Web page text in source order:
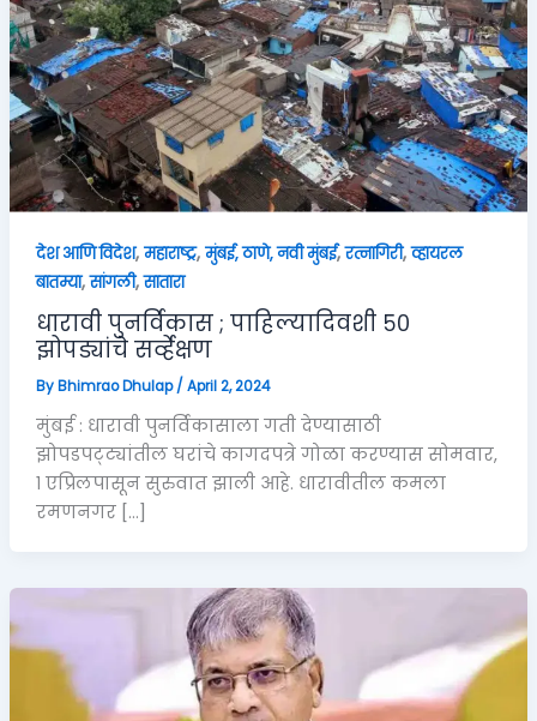
देश आणि विदेश, महाराष्ट्र, मुंबई, ठाणे, नवी मुंबई,रत्नागिरी,व्हायरल
बातम्या,सांगली,सातारा
धारावी पुनर्विकास ; पाहिल्यादिवशी ५०
झोपड्यांचे सर्व्हेक्षण
By Bhimrao Dhulap/ April 2, 2024
मुंबई : धारावी पुनर्विकासाला गती देण्यासाठी
झोपडपट्ट्यांतील घरांचे कागदपत्रे गोळा करण्यास सोमवार,
१ एप्रिलपासून सुरुवात झाली आहे. धारावीतील कमला
रमणनगर […]